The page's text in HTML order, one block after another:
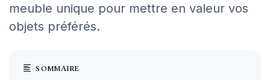
meuble unique pour mettre en valeur vos
objets préférés.
SOMMAIRE